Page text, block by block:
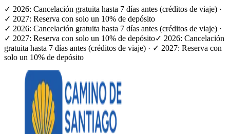
✓ 2026: Cancelación gratuita hasta 7 días antes (créditos de viaje) ·
✓ 2027: Reserva con solo un 10% de depósito
✓ 2026: Cancelación gratuita hasta 7 días antes (créditos de viaje) ·
✓ 2027: Reserva con solo un 10% de depósito✓ 2026: Cancelación
gratuita hasta 7 días antes (créditos de viaje) · ✓ 2027: Reserva con
solo un 10% de depósito